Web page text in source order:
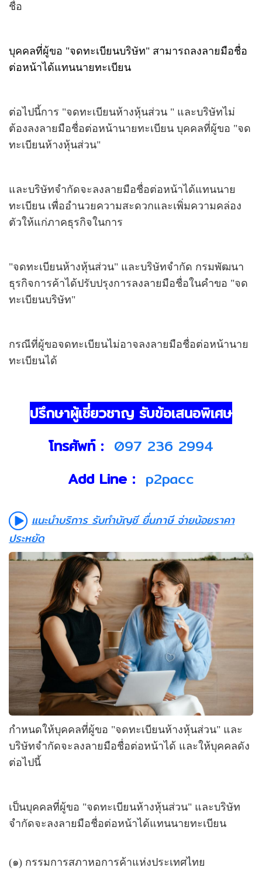
ชื่อ
บุคคลที่ผู้ขอ "จดทะเบียนบริษัท" สามารถลงลายมือชื่อ
ต่อหน้าได้แทนนายทะเบียน
ต่อไปนี้การ "จดทะเบียนห้างหุ้นส่วน " และบริษัทไม่
ต้องลงลายมือชื่อต่อหน้านายทะเบียน บุคคลที่ผู้ขอ "จด
ทะเบียนห้างหุ้นส่วน"
และบริษัทจำกัดจะลงลายมือชื่อต่อหน้าได้แทนนาย
ทะเบียน เพื่ออำนวยความสะดวกและเพิ่มความคล่อง
ตัวให้แก่ภาคธุรกิจในการ
"จดทะเบียนห้างหุ้นส่วน" และบริษัทจำกัด กรมพัฒนา
ธุรกิจการค้าได้ปรับปรุงการลงลายมือชื่อในคำขอ "จด
ทะเบียนบริษัท"
กรณีที่ผู้ขอจดทะเบียนไม่อาจลงลายมือชื่อต่อหน้านาย
ทะเบียนได้
ปรึกษาผู้เชี่ยวชาญ รับข้อเสนอพิเศษ
โทรศัพท์ : 097 236 2994
Add Line : p2pacc
แนะนำบริการ รับทำบัญชี ยื่นภาษี จ่ายน้อยราคา
ประหยัด
กำหนดให้บุคคลที่ผู้ขอ "จดทะเบียนห้างหุ้นส่วน" และ
บริษัทจำกัดจะลงลายมือชื่อต่อหน้าได้ และให้บุคคลดัง
ต่อไปนี้
เป็นบุคคลที่ผู้ขอ "จดทะเบียนห้างหุ้นส่วน" และบริษัท
จำกัดจะลงลายมือชื่อต่อหน้าได้แทนนายทะเบียน
(๑) กรรมการสภาหอการค้าแห่งประเทศไทย